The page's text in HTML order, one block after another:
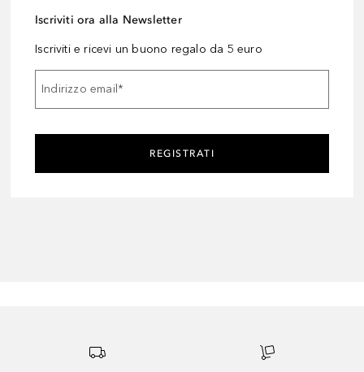
Iscriviti ora alla Newsletter
Iscriviti e ricevi un buono regalo da 5 euro
Indirizzo email *
REGISTRATI